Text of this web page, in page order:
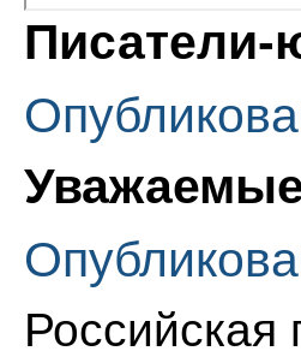
Писатели-
Российская